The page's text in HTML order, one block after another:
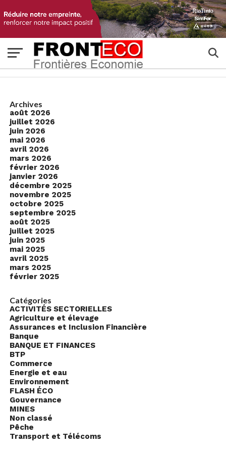
Archives
août 2026
juillet 2026
juin 2026
mai 2026
avril 2026
mars 2026
février 2026
janvier 2026
décembre 2025
novembre 2025
octobre 2025
septembre 2025
août 2025
juillet 2025
juin 2025
mai 2025
avril 2025
mars 2025
février 2025
Catégories
ACTIVITÉS SECTORIELLES
Agriculture et élevage
Assurances et Inclusion Financière
Banque
BANQUE ET FINANCES
BTP
Commerce
Energie et eau
Environnement
FLASH ÉCO
Gouvernance
MINES
Non classé
Pêche
Transport et Télécoms